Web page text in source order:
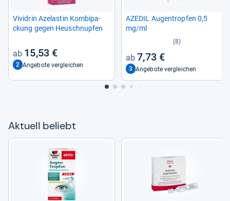
Vivi­drin Azelas­tin Kom­bi­pa­
ckung gegen Heu­schnup­fen
15,53 €
2 Angebote vergleichen
AZE­DIL Augen­trop­fen 0,5
mg/ml
(8)
7,73 €
3 Angebote vergleichen
Aktu­ell beliebt